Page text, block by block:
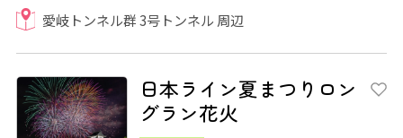
愛岐トンネル群 3号トンネル 周辺
日本ライン夏まつりロン
グラン花火